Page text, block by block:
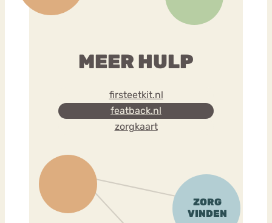
MEER HULP
firsteetkit.nl
featback.nl
zorgkaart